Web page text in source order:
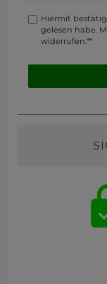
Hiermit
gelesen habe.
widerrufen.**